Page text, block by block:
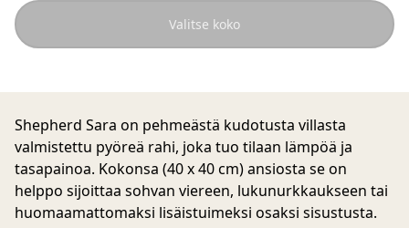
Valitse koko
Shepherd Sara on pehmeästä kudotusta villasta
valmistettu pyöreä rahi, joka tuo tilaan lämpöä ja
tasapainoa. Kokonsa (40 x 40 cm) ansiosta se on
helppo sijoittaa sohvan viereen, lukunurkkaukseen tai
huomaamattomaksi lisäistuimeksi osaksi sisustusta.